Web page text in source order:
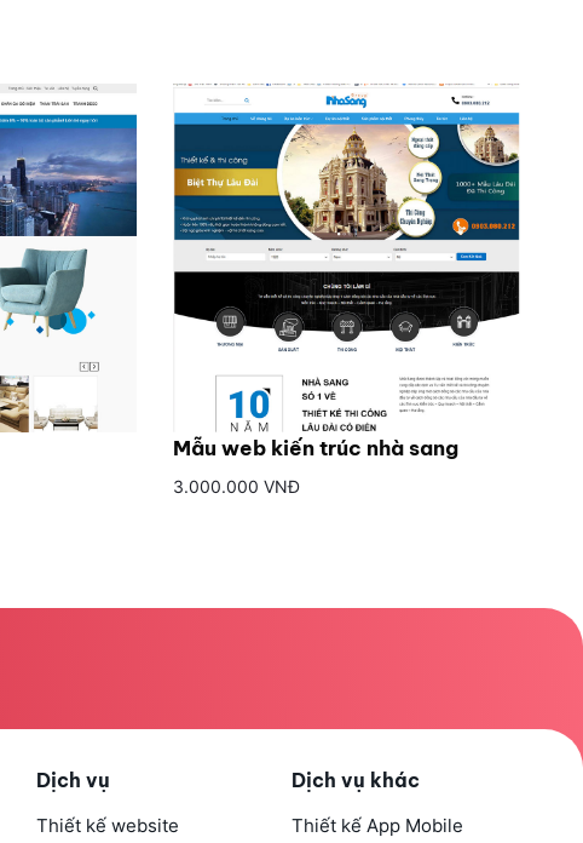
Mẫu web kiến trúc nhà sang
3.000.000 VNĐ
Dịch vụ
Thiết kế website
Dịch vụ khác
Thiết kế App Mobile